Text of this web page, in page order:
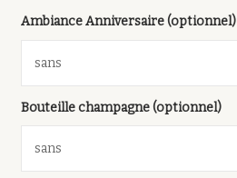
Ambiance Anniversaire (optionnel)
Bouteille champagne (optionnel)